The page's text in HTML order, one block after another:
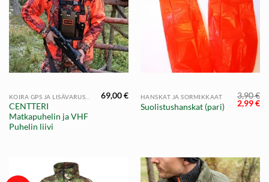
CENTTERI
Matkapuhelin ja VHF
Puhelin liivi
69,00€ HANSKAT JA SORMIKKAAT
Suolistushanskat (pari)
3,90€
hinta
2,99€